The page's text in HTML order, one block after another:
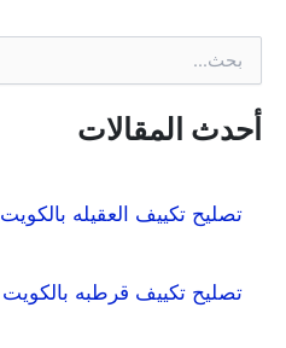
ح
ثأحدث المقالات
تصليح تكييف العقيله بالكويت
تصليح تكييف قرطبه بالكويت